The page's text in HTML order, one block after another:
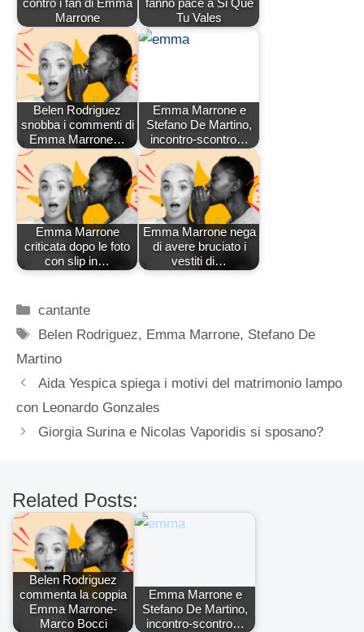
contro i fan di Emma
Marrone
fanno pace a Si Que
Tu Vales
Belen Rodriguez
snobba i commenti di
Emma Marrone…
Emma Marrone e
Stefano De Martino,
incontro-scontro…
Emma Marrone
criticata dopo le foto
con slip in…
Emma Marrone nega
di avere bruciato i
vestiti di…
Categorie
cantante
Tag
Belen Rodriguez, Emma Marrone, Stefano De
Martino
Aida Yespica spiega i motivi del matrimonio lampo
con Leonardo Gonzales
Giorgia Surina e Nicolas Vaporidis si sposano?
Related Posts:
Belen Rodriguez
commenta la coppia
Emma Marrone-
Marco Bocci
Emma Marrone e
Stefano De Martino,
incontro-scontro…